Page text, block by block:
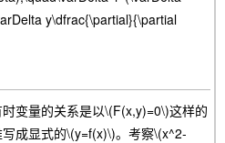
y\dfrac{\partial}{\partial
变量的关系是以\(F(x,y)=0\)这样的
成显式的\(y=f(x)\)。考察\(x^2-